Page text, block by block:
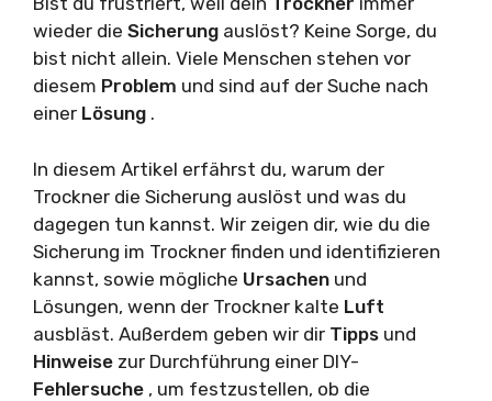
wieder die Sicherung auslöst? Keine Sorge, du
bist nicht allein. Viele Menschen stehen vor
diesem Problem und sind auf der Suche nach
einer Lösung .
In diesem Artikel erfährst du, warum der
Trockner die Sicherung auslöst und was du
dagegen tun kannst. Wir zeigen dir, wie du die
Sicherung im Trockner finden und identifizieren
kannst, sowie mögliche Ursachen und
Lösungen, wenn der Trockner kalte Luft
ausbläst. Außerdem geben wir dir Tipps und
Hinweise zur Durchführung einer DIY-
Fehlersuche , um festzustellen, ob die